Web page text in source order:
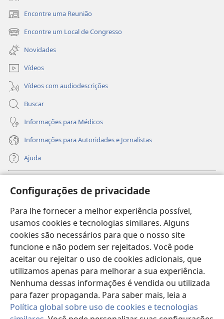
Configurações de privacidade
Para lhe fornecer a melhor experiência possível,
usamos cookies e tecnologias similares. Alguns
cookies são necessários para que o nosso site
funcione e não podem ser rejeitados. Você pode
aceitar ou rejeitar o uso de cookies adicionais, que
utilizamos apenas para melhorar a sua experiência.
Nenhuma dessas informações é vendida ou utilizada
para fazer propaganda. Para saber mais, leia a
Política global sobre uso de cookies e tecnologias
Encontre uma Reunião
(abre
nova
janela)
Encontre um Local de Congresso
(abre
nova
janela)
Novidades
Vídeos
Vídeos com audiodescrições
Buscar
Informações para Médicos
Informações para Autoridades e Jornalistas
Ajuda
(abre
nova
janela)
Biblioteca On-line da Torre de Vigia™
(abre
nova
janela)JW Hub
(abre
nova
janela)JW Library
Watchtower Library